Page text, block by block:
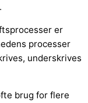
er
processer
underskrives
brug for flere